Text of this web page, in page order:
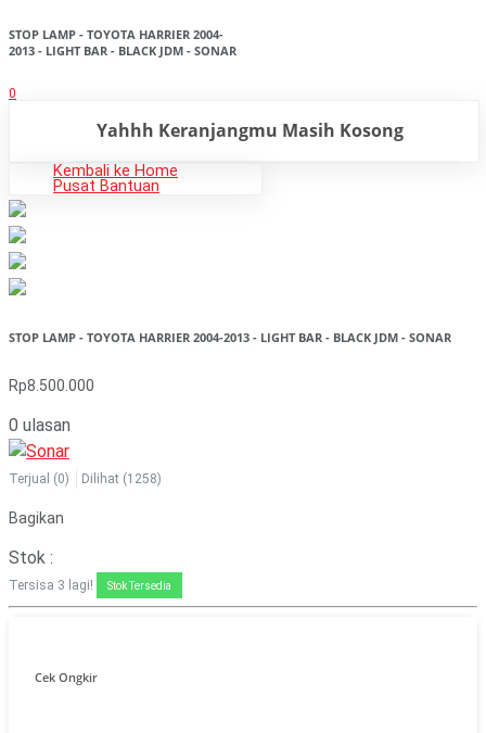
STOP LAMP - TOYOTA HARRIER 2004-
2013 - LIGHT BAR - BLACK JDM - SONAR
0
Yahhh Keranjangmu Masih Kosong
Kembali ke Home
Pusat Bantuan
STOP LAMP - TOYOTA HARRIER 2004-2013 - LIGHT BAR - BLACK JDM - SONAR
Rp8.500.000
0 ulasan
Terjual (0) Dilihat (1258)
Bagikan
Stok :
Tersisa 3 lagi! Stok Tersedia
Cek Ongkir